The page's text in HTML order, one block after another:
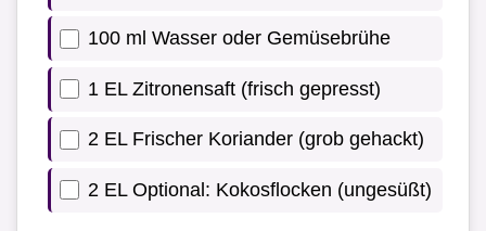
100 ml Wasser oder Gemüsebrühe
1 EL Zitronensaft (frisch gepresst)
2 EL Frischer Koriander (grob gehackt)
2 EL Optional: Kokosflocken (ungesüßt)